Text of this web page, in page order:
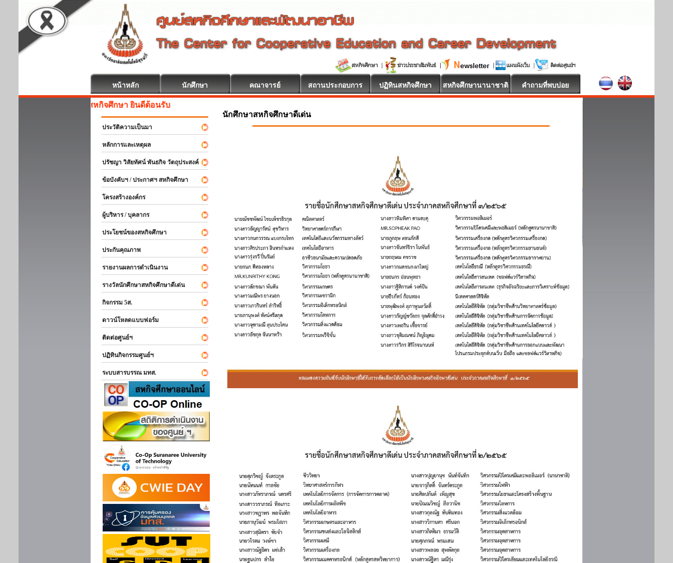
หน้าหลัก นักศึกษา คณาจารย์ สถานประกอบการ ปฏิทินสหกิจศึกษา สหกิจศึกษานานาชาติ คำถามที่พบบ่อย
สหกิจศึกษา ยินดีต้อนรับ
ประวัติความเป็นมา
หลักการและเหตุผล
ปรัชญา วิสัยทัศน์ พันธกิจ วัตถุประสงค์
ข้อบังคับฯ / ประกาศฯ สหกิจศึกษา
โครงสร้างองค์กร
ผู้บริหาร / บุคลากร
ประโยชน์ของสหกิจศึกษา
ประกันคุณภาพ
รายงานผลการดำเนินงาน
รางวัลนักศึกษาสหกิจศึกษาดีเด่น
กิจกรรม 5ส.
ดาวน์โหลดแบบฟอร์ม
ติดต่อศูนย์ฯ
ปฏิทินกิจกรรมศูนย์ฯ
ระบบสารบรรณ มทส.
นักศึกษาสหกิจศึกษาดีเด่น